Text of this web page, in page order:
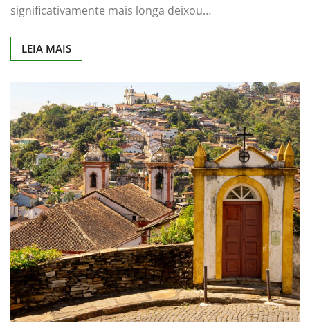
significativamente mais longa deixou…
LEIA MAIS